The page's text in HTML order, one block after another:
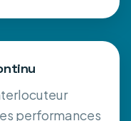
performances